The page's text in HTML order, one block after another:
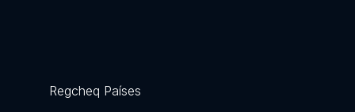
Regcheq Países